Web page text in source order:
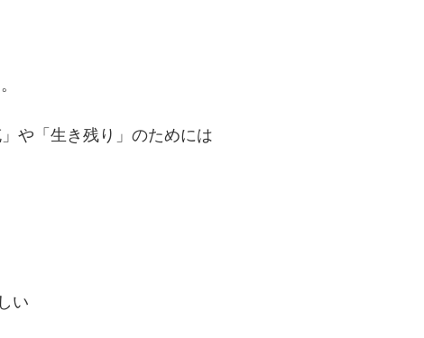
や「生き残り」のためには
い